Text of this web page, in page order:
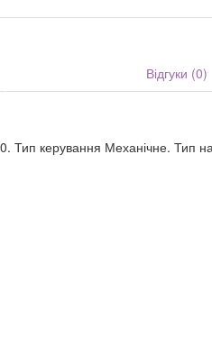
Відгуки (0)
керування Механічне. Тип